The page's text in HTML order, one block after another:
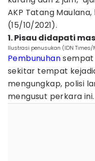
AKP Tatang
(15/10/2021).
1. Pisau didapati
Ilustrasi penusukan (IDN Times/
Pembunuhan
sekitar tempat
mengungkap, polisi
mengusut perkara ini.